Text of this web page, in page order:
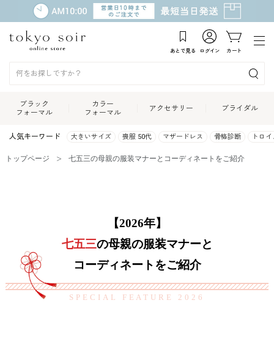
あとで見る ログイン カート
ブラック
フォーマル
カラー
フォーマル
アクセサリー ブライダル
人気キーワード 大きいサイズ 喪服 50代 マザードレス 骨格診断 トロ
トップページ 七五三の母親の服装マナーとコーディネートをご紹介
【2026年】
七五三の母親の服装マナーと
コーディネートをご紹介
SPECIAL FEATURE 2026